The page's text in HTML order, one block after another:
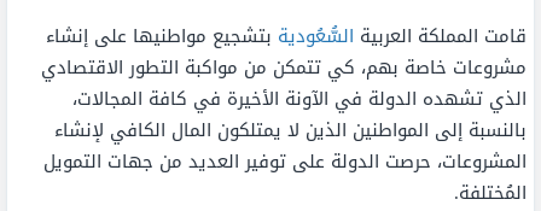
قامت المملكة العربية السُّعُودية بتشجيع مواطنيها على إنشاء
مشروعات خاصة بهم، كي تتمكن من مواكبة التطور الاقتصادي
الذي تشهده الدولة في الآونة الأخيرة في كافة المجالات،
بالنسبة إلى المواطنين الذين لا يمتلكون المال الكافي لإنشاء
المشروعات، حرصت الدولة على توفير العديد من جهات التمويل
المُختلفة.